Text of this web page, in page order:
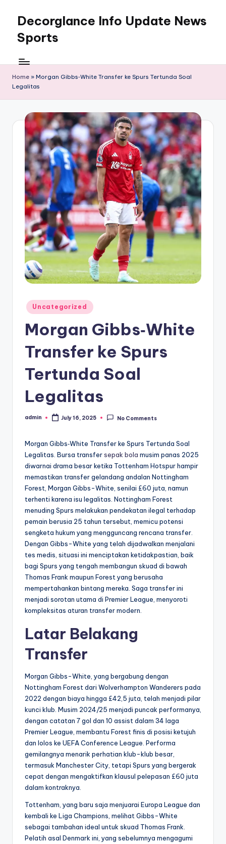
content
Decorglance Info Update News
Sports
adalah
sebuah
portal
berita
olahraga
terupdate.
Home » Morgan Gibbs‑White Transfer ke Spurs Tertunda Soal
Legalitas
Posted
in
Uncategorized
Morgan Gibbs‑White
Transfer ke Spurs
Tertunda Soal
Legalitas
Posted
admin July 16, 2025 No Comments
Morgan Gibbs‑White Transfer ke Spurs Tertunda Soal
Legalitas. Bursa transfersepak bola musim panas 2025
diwarnai drama besar ketika Tottenham Hotspur hampir
memastikan transfer gelandang andalan Nottingham
Forest, Morgan Gibbs-White, senilai £60 juta, namun
terhenti karena isu legalitas. Nottingham Forest
menuding Spurs melakukan pendekatan ilegal terhadap
pemain berusia 25 tahun tersebut, memicu potensi
sengketa hukum yang mengguncang rencana transfer.
Dengan Gibbs-White yang telah dijadwalkan menjalani
tes medis, situasi ini menciptakan ketidakpastian, baik
bagi Spurs yang tengah membangun skuad di bawah
Thomas Frank maupun Forest yang berusaha
mempertahankan bintang mereka. Saga transfer ini
menjadi sorotan utama di Premier League, menyoroti
kompleksitas aturan transfer modern.
Latar Belakang
Transfer
Morgan Gibbs-White, yang bergabung dengan
Nottingham Forest dari Wolverhampton Wanderers pada
2022 dengan biaya hingga £42,5 juta, telah menjadi pilar
kunci klub. Musim 2024/25 menjadi puncak performanya,
dengan catatan 7 gol dan 10 assist dalam 34 laga
Premier League, membantu Forest finis di posisi ketujuh
dan lolos ke UEFA Conference League. Performa
gemilangnya menarik perhatian klub-klub besar,
termasuk Manchester City, tetapi Spurs yang bergerak
cepat dengan mengaktifkan klausul pelepasan £60 juta
dalam kontraknya.
Tottenham, yang baru saja menjuarai Europa League dan
kembali ke Liga Champions, melihat Gibbs-White
sebagai tambahan ideal untuk skuad Thomas Frank.
Pelatih asal Denmark ini, yang sebelumnya mengagumi